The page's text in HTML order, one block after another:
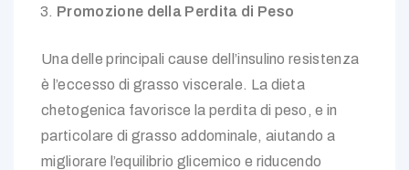
Promozione della Perdita di Peso
Una delle principali cause dell’insulino resistenza
è l’eccesso di grasso viscerale. La dieta
chetogenica favorisce la perdita di peso, e in
particolare di grasso addominale, aiutando a
migliorare l’equilibrio glicemico e riducendo